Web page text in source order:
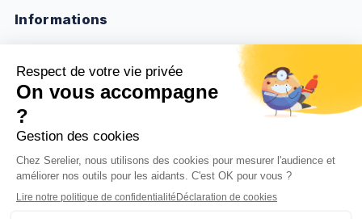
Informations
Méthodologie & sources
Politique de confidentialité
Mentions légales
Gestion des cookies